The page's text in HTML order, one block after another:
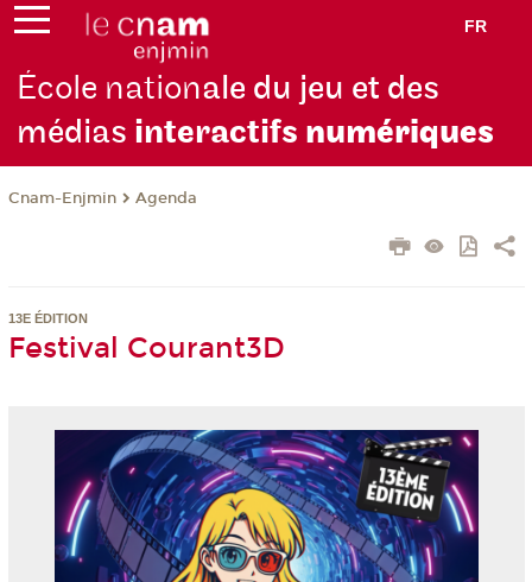
FR
École nationale du jeu et des
médias interactifs numériques
Cnam-Enjmin Agenda
13E ÉDITION
Festival Courant3D